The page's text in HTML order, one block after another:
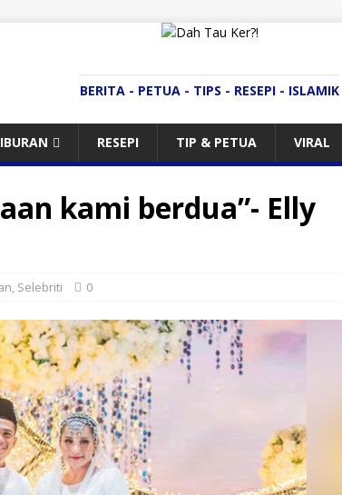
BERITA - PETUA - TIPS - RESEPI - ISLAMIK
RESEPI TIP & PETUA VIRAL
kami berdua”- Elly
, Selebriti 0